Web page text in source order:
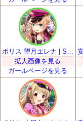
拡大画像を見る
ガールページを見る